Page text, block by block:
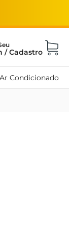
Ar Condicionado